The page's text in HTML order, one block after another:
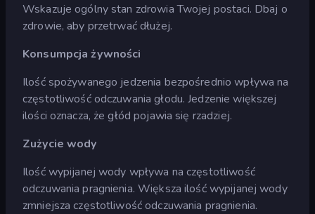
Wskazuje ogólny stan zdrowia Twojej postaci. Dbaj o
zdrowie, aby przetrwać dłużej.
Konsumpcja żywności
Ilość spożywanego jedzenia bezpośrednio wpływa na
częstotliwość odczuwania głodu. Jedzenie większej
ilości oznacza, że głód pojawia się rzadziej.
Zużycie wody
Ilość wypijanej wody wpływa na częstotliwość
odczuwania pragnienia. Większa ilość wypijanej wody
zmniejsza częstotliwość odczuwania pragnienia.